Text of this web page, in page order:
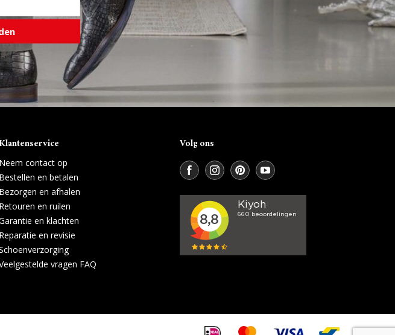
Klantenservice
Neem contact op
Bestellen en betalen
Bezorgen en afhalen
Retouren en ruilen
en klachten
Reparatie en revisie
vragen FAQ
Volg ons